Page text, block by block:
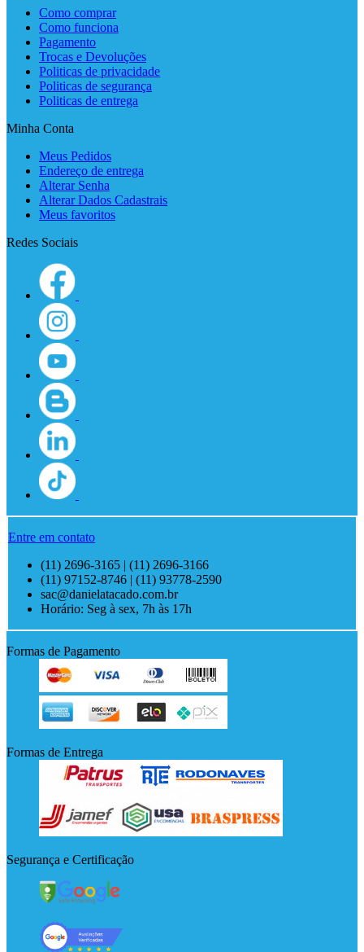
Como comprar
Como funciona
Pagamento
Trocas e Devoluções
Politicas de privacidade
Politicas de segurança
Politicas de entrega
Minha Conta
Meus Pedidos
Endereço de entrega
Alterar Senha
Alterar Dados Cadastrais
Meus favoritos
Redes Sociais
Entre em contato
(11) 2696-3165 | (11) 2696-3166
(11) 97152-8746 | (11) 93778-2590
sac@danielatacado.com.br
Horário: Seg à sex, 7h às 17h
Formas de Pagamento
Formas de Entrega
Segurança e Certificação